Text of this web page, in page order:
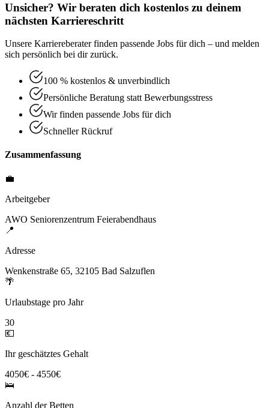
Unsicher? Wir beraten dich kostenlos zu deinem
nächsten Karriereschritt
Unsere Karriereberater finden passende Jobs für dich – und melden
sich persönlich bei dir zurück.
100 % kostenlos & unverbindlich
Persönliche Beratung statt Bewerbungsstress
Wir finden passende Jobs für dich
Schneller Rückruf
Zusammenfassung
💼
Arbeitgeber
AWO Seniorenzentrum Feierabendhaus
📍
Adresse
Wenkenstraße 65, 32105 Bad Salzuflen
🌴
Urlaubstage pro Jahr
30
💶
Ihr geschätztes Gehalt
4050€ - 4550€
🛌
Anzahl der Betten